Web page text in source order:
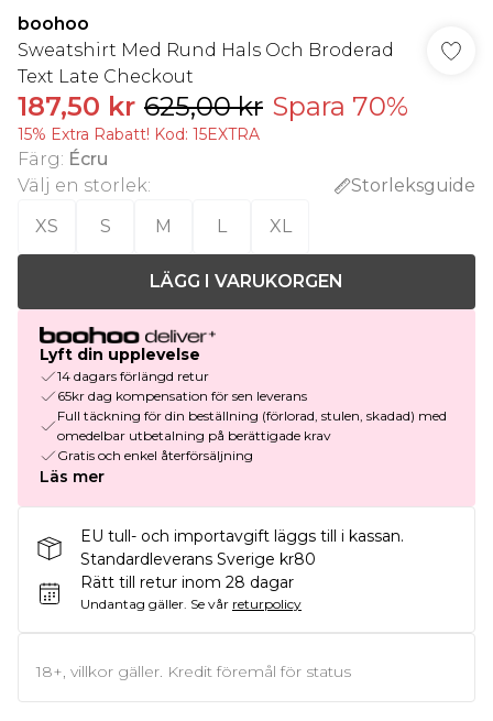
boohoo
Sweatshirt Med Rund Hals Och Broderad
Text Late Checkout
187,50 kr 625,00 kr Spara 70%
15% Extra Rabatt! Kod: 15EXTRA
Färg: Écru
Välj en storlek:
Storleksguide
XS
S M L XL
LÄGG I VARUKORGEN
Lyft din upplevelse
14 dagars förlängd retur
65kr dag kompensation för sen leverans
Full täckning för din beställning (förlorad, stulen, skadad) med
omedelbar utbetalning på berättigade krav
Gratis och enkel återförsäljning
Läs mer
EU tull- och importavgift läggs till i kassan.
Standardleverans Sverige kr80
Rätt till retur inom 28 dagar
Undantag gäller. Se vår returpolicy
18+, villkor gäller. Kredit föremål för status